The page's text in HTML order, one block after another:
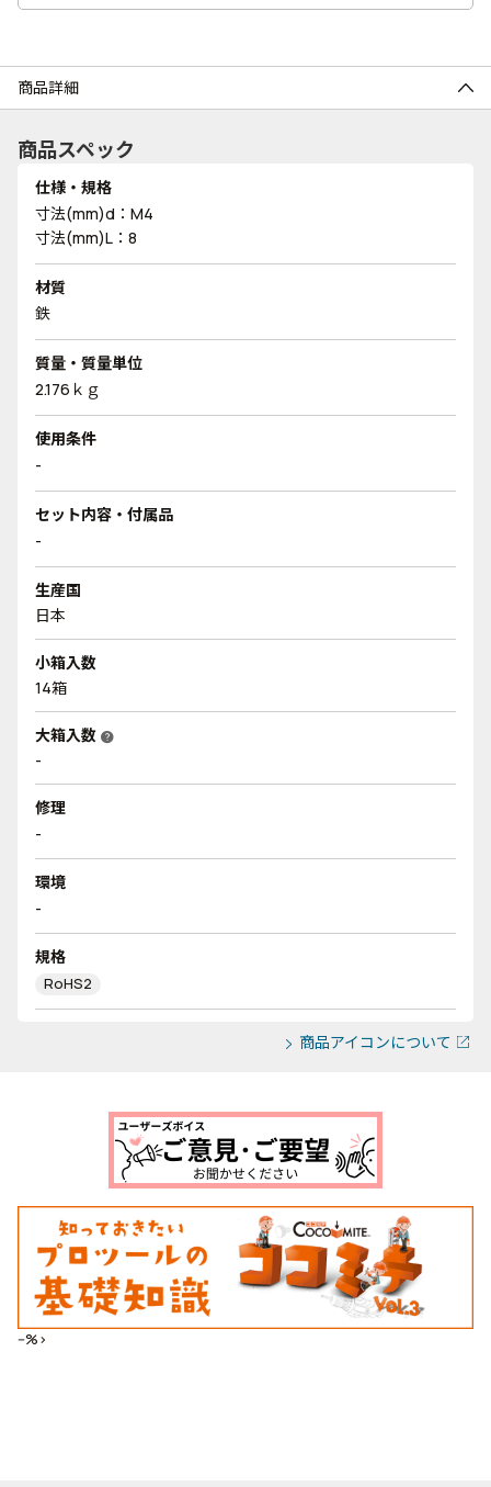
商品詳細
商品スペック
仕様・規格
寸法(mm)d：M4
寸法(mm)L：8
材質
鉄
質量・質量単位
2.176ｋｇ
使用条件
-
セット内容・付属品
-
生産国
日本
小箱入数
14箱
大箱入数 help
-
修理
-
環境
-
規格
RoHS2
商品アイコンについて
--%>